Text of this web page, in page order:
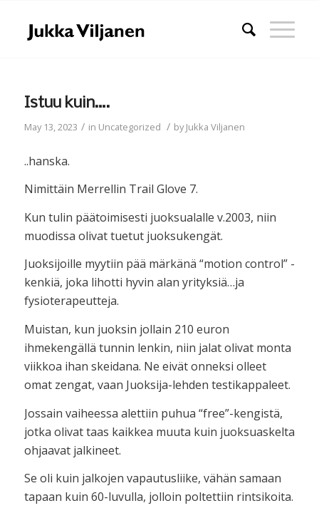
Istuu kuin….
May 13, 2023 / in Uncategorized / byJukka Viljanen
..hanska.
Nimittäin Merrellin Trail Glove 7.
Kun tulin päätoimisesti juoksualalle v.2003, niin
muodissa olivat tuetut juoksukengät.
Juoksijoille myytiin pää märkänä “motion control” -
kenkiä, joka lihotti hyvin alan yrityksiä…ja
fysioterapeutteja.
Muistan, kun juoksin jollain 210 euron
ihmekengällä tunnin lenkin, niin jalat olivat monta
viikkoa ihan skeidana. Ne eivät onneksi olleet
omat zengat, vaan Juoksija-lehden testikappaleet.
Jossain vaiheessa alettiin puhua “free”-kengistä,
jotka olivat taas kaikkea muuta kuin juoksuaskelta
ohjaavat jalkineet.
Se oli kuin jalkojen vapautusliike, vähän samaan
tapaan kuin 60-luvulla, jolloin poltettiin rintsikoita.